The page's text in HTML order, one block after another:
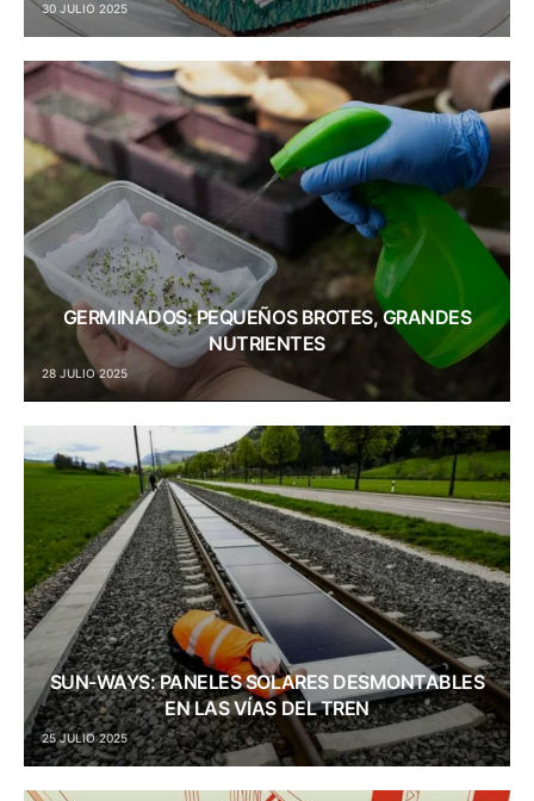
30 JULIO 2025
GERMINADOS: PEQUEÑOS BROTES, GRANDES
NUTRIENTES
28 JULIO 2025
SUN-WAYS: PANELES SOLARES DESMONTABLES
EN LAS VÍAS DEL TREN
25 JULIO 2025